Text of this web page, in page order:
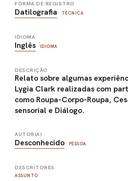
FORMA DE REGISTRO
Datilografia TÉCNICA
IDIOMA
Inglês IDIOMA
DESCRIÇÃO
Relato sobre algumas
Lygia Clark realizadas com
como Roupa-Corpo-Roupa,
sensorial e Diálogo.
AUTOR(A)
Desconhecido PESSOA
DESCRITORES
ASSUNTO